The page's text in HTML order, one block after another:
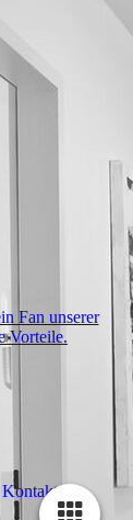
Fan unserer
Vorteile.
Kontakt